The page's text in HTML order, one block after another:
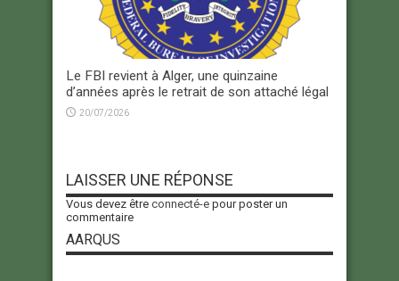
Le FBI revient à Alger, une quinzaine
d’années après le retrait de son attaché légal
20/07/2026
LAISSER UNE RÉPONSE
Vous devez être connecté-e pour poster un
commentaire
AARQUS